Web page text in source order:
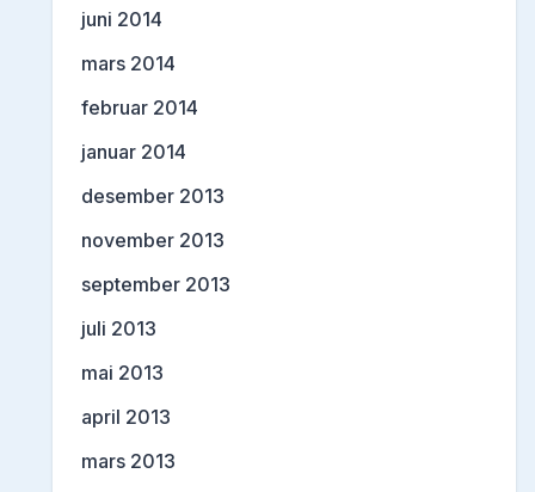
juni 2014
mars 2014
februar 2014
januar 2014
desember 2013
november 2013
september 2013
juli 2013
mai 2013
april 2013
mars 2013